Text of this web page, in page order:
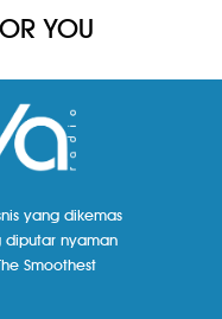
YOU
yang dikemas
diputar nyaman
Smoothest